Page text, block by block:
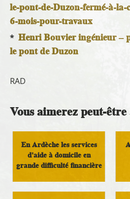
le-pont-de-Duzon-fermé-à-
6-mois-pour-travaux
* Henri Bouvier ingénieur –
le pont de Duzon
RAD
Vous aimerez peut-être
En Ardèche les services
d'aide à domicile en
grande difficulté financière